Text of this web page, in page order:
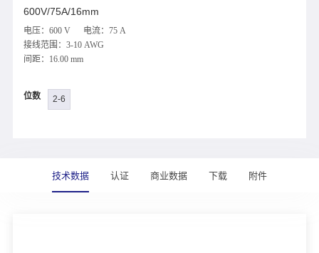
600V/75A/16mm
电压：600 V 电流：75 A
接线范围：3-10 AWG
间距：16.00 mm
位数 2-6
技术数据 认证 商业数据 下载 附件